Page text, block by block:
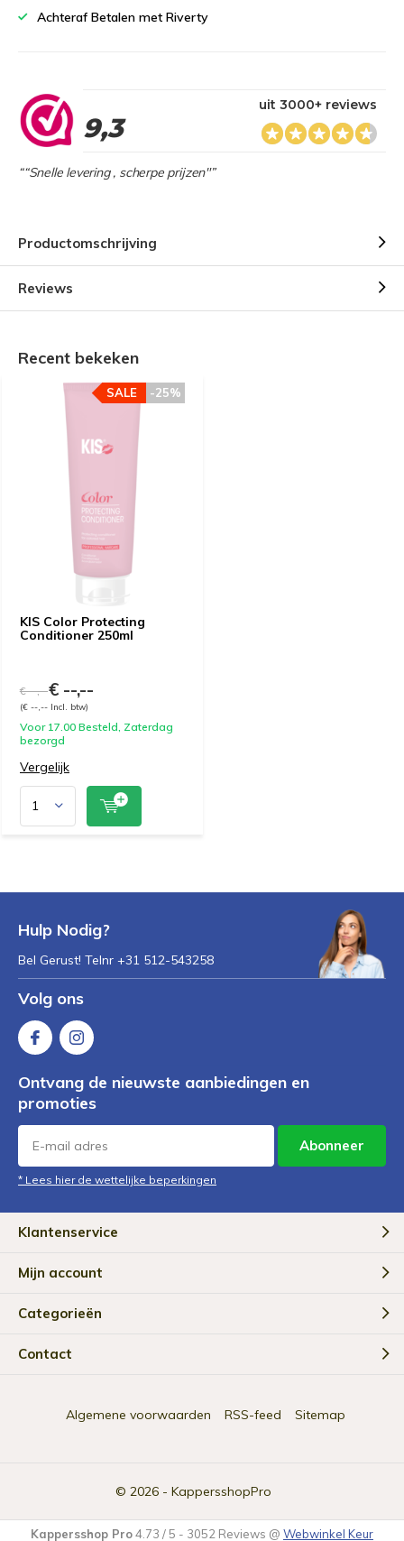
Achteraf Betalen met Riverty
9,3
uit 3000+ reviews
““Snelle levering , scherpe prijzen"”
Productomschrijving
Reviews
Recent bekeken
KIS Color Protecting
Conditioner 250ml
-25%
SALE
€ --,--€ --,--
(€ --,-- Incl. btw)
Voor 17.00 Besteld, Zaterdag
bezorgd
Vergelijk
Hulp Nodig?
Bel Gerust! Telnr +31 512-543258
Volg ons
Ontvang de nieuwste aanbiedingen en
promoties
Abonneer
* Lees hier de wettelijke beperkingen
Klantenservice
Mijn account
Categorieën
Contact
© 2026 - KappersshopPro
Algemene voorwaarden RSS-feed Sitemap
Kappersshop Pro4.73 /5 - 3052 Reviews @ Webwinkel Keur